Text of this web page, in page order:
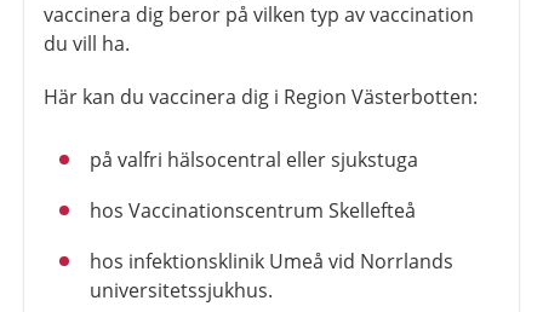
vaccinera dig beror på vilken typ av vaccination
du vill ha.
Här kan du vaccinera dig i Region Västerbotten:
på valfri hälsocentral eller sjukstuga
hos Vaccinationscentrum Skellefteå
hos infektionsklinik Umeå vid Norrlands
universitetssjukhus.